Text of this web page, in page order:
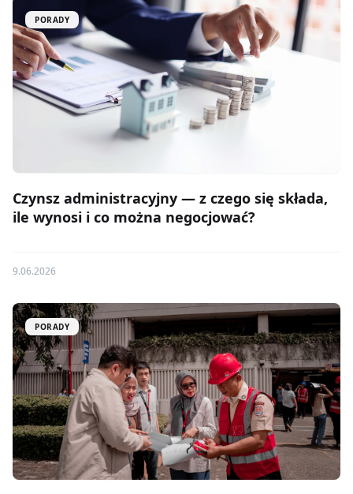
PORADY
Czynsz administracyjny — z czego się składa,
ile wynosi i co można negocjować?
9.06.2026
PORADY